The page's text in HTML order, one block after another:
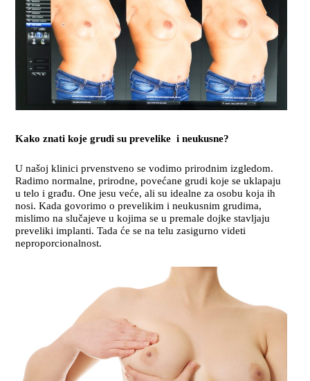
Kako znati koje grudi su prevelike i neukusne?
U našoj klinici prvenstveno se vodimo prirodnim izgledom.
Radimo normalne, prirodne, povećane grudi koje se uklapaju
u telo i građu. One jesu veće, ali su idealne za osobu koja ih
nosi. Kada govorimo o prevelikim i neukusnim grudima,
mislimo na slučajeve u kojima se u premale dojke stavljaju
preveliki implanti. Tada će se na telu zasigurno videti
neproporcionalnost.